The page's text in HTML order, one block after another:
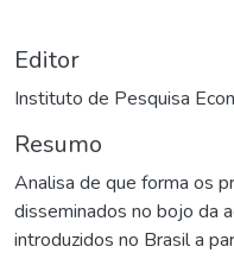
Editor
Instituto de Pesquisa
Resumo
Analisa de que forma os
disseminados no bojo da
introduzidos no Brasil a